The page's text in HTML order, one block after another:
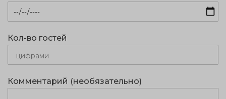
Кол-во гостей
Комментарий (необязательно)